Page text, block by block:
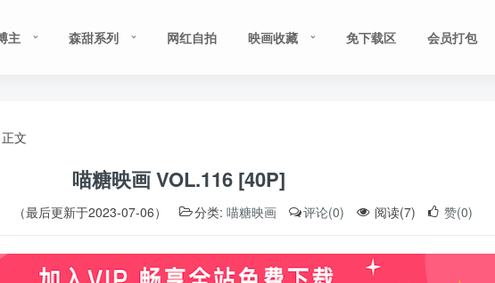
主 森甜系列 网红自拍 映画收藏 免下载区 会员打包
正文
喵糖映画 VOL.116 [40P]
（最后更新于2023-07-06） 分类: 喵糖映画 评论(0) 阅读(7) 赞(0)